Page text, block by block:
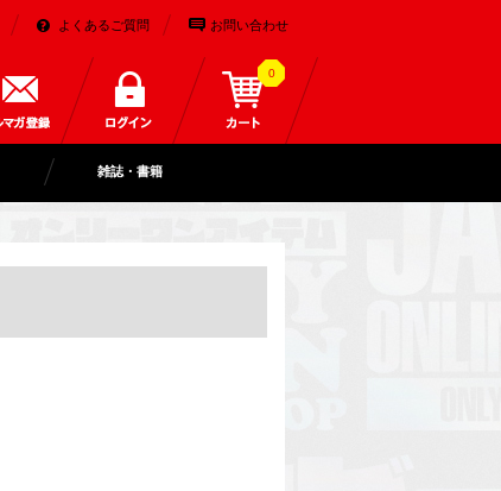
よくあるご質問 お問い合わせ
0
雑誌・書籍